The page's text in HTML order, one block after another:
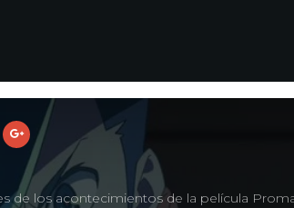
de los acontecimientos de la película